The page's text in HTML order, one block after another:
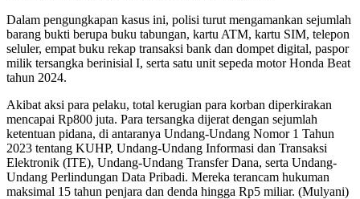
Dalam pengungkapan kasus ini, polisi turut mengamankan sejumlah
barang bukti berupa buku tabungan, kartu ATM, kartu SIM, telepon
seluler, empat buku rekap transaksi bank dan dompet digital, paspor
milik tersangka berinisial I, serta satu unit sepeda motor Honda Beat
tahun 2024.
Akibat aksi para pelaku, total kerugian para korban diperkirakan
mencapai Rp800 juta. Para tersangka dijerat dengan sejumlah
ketentuan pidana, di antaranya Undang-Undang Nomor 1 Tahun
2023 tentang KUHP, Undang-Undang Informasi dan Transaksi
Elektronik (ITE), Undang-Undang Transfer Dana, serta Undang-
Undang Perlindungan Data Pribadi. Mereka terancam hukuman
maksimal 15 tahun penjara dan denda hingga Rp5 miliar. (Mulyani)